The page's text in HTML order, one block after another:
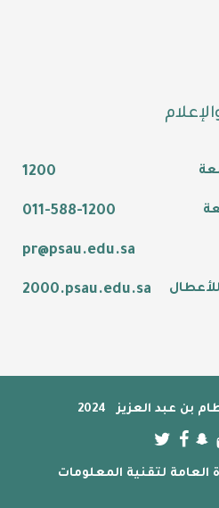
1200
011-588-1200
pr@psau.edu.sa
2000.psau.edu.sa
بن عبد العزيز 2024
العامة لتقنية المعلومات